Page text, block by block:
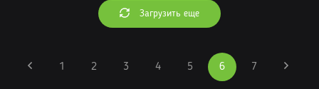
Загрузить еще
1 2 3 4 5 6 7